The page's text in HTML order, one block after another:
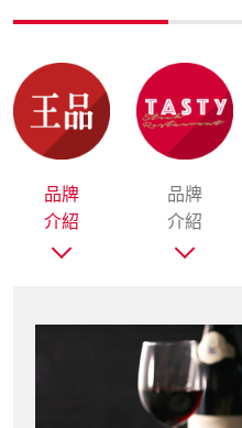
品牌
介紹
品牌
介紹
品牌
介紹
品牌
介紹
品牌
介紹
品牌
介紹
品牌
介紹
品牌
介紹
品牌
介紹
品牌
介紹
品牌
介紹
品牌
介紹
品牌
介紹